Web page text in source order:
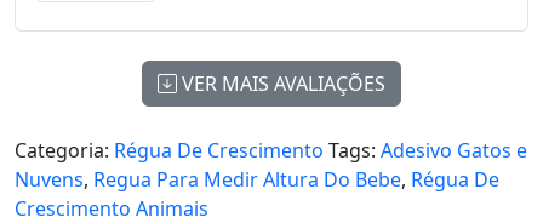
Mod:315
VER MAIS AVALIAÇÕES
Categoria: Régua De Crescimento Tags: Adesivo Gatos e
Nuvens, Regua Para Medir Altura Do Bebe, Régua De
Crescimento Animais